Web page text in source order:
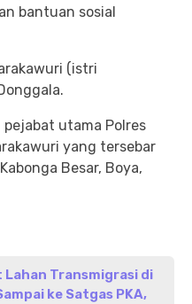
bantuan sosial
(istri
pejabat utama Polres
yang tersebar
Besar, Boya,
Transmigrasi di
ke Satgas PKA,